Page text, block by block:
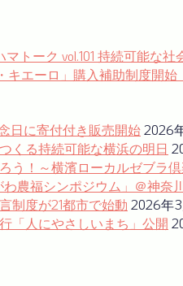
トーク vol.101 持続可能な
キエーロ」購入補助制度開
日に寄付付き販売開始2026
くる持続可能な横浜の明日
う！～横濱ローカルゼブラ
農福シンポジウム」＠神奈
制度が21都市で始動 2026年3
「人にやさしいまち」公開